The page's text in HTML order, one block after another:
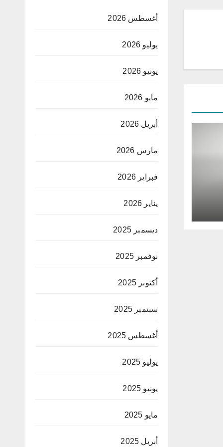
أغسطس 2026
يوليو 2026
يونيو 2026
مايو 2026
أبريل 2026
مارس 2026
فبراير 2026
يناير 2026
ديسمبر 2025
نوفمبر 2025
أكتوبر 2025
سبتمبر 2025
أغسطس 2025
يوليو 2025
يونيو 2025
مايو 2025
أبريل 2025